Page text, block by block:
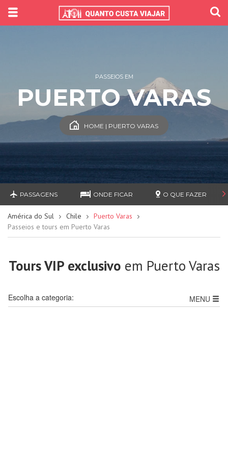
PASSEIOS EM
PUERTO VARAS
HOME | PUERTO VARAS
PASSAGENS ONDE FICAR O QUE FAZER
América do Sul Chile
Puerto Varas
Passeios e tours em Puerto Varas
Tours VIP exclusivo em Puerto Varas
MENU
Escolha a categoria: